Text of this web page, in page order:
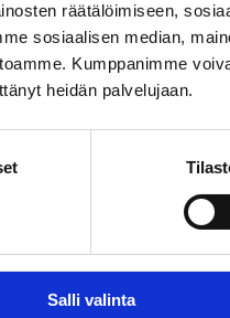
räätälöimiseen,
sosiaalisen median,
Kumppanimme
heidän palvelujaan.
Salli valinta
välillä Kalvholmen-